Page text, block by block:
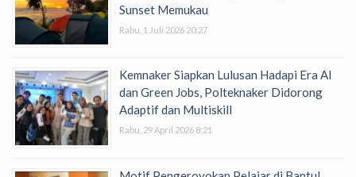
Sunset Memukau
Rabu, 1 Juli 2026 20:27
Kemnaker Siapkan Lulusan Hadapi Era AI
dan Green Jobs, Polteknaker Didorong
Adaptif dan Multiskill
Rabu, 29 April 2026 8:21